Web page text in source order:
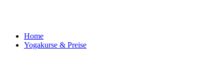
Home
Yogakurse & Preise